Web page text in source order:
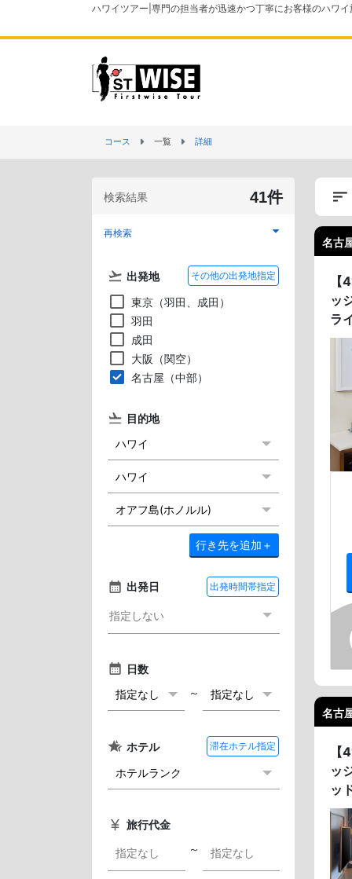
ハワイツアー|専門の担当者が迅速かつ丁寧にお客様のハワ
コース 一覧 詳細
検索結果 41件
再検索
出発地 その他の出発地指定
東京（羽田、成田）
羽田
成田
大阪（関空）
名古屋（中部）
目的地
行き先を追加 ＋
出発日 出発時間帯指定
日数
～
ホテル 滞在ホテル指定
旅行代金
～
名古
ッ
ラ
名古
ッ
ッ